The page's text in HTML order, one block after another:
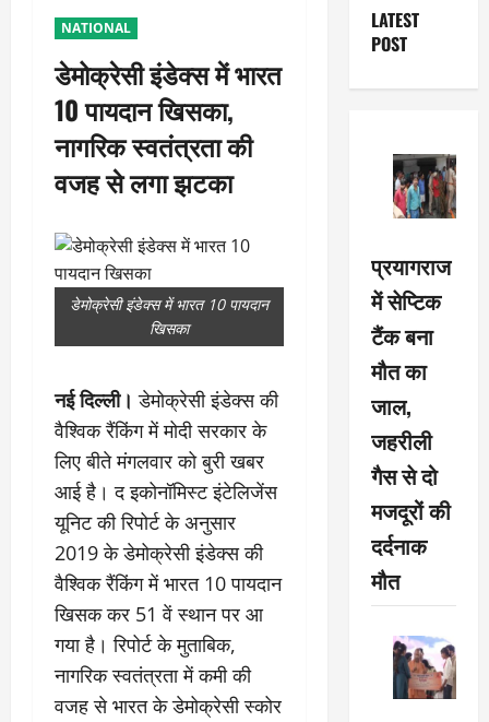
NATIONAL
डेमोक्रेसी इंडेक्स में भारत
10 पायदान खिसका,
नागरिक स्वतंत्रता की
वजह से लगा झटका
डेमोक्रेसी इंडेक्स में भारत 10 पायदान
खिसका
नई दिल्ली। डेमोक्रेसी इंडेक्स की
वैश्विक रैंकिंग में मोदी सरकार के
लिए बीते मंगलवार को बुरी खबर
आई है। द इकोनॉमिस्ट इंटेलिजेंस
यूनिट की रिपोर्ट के अनुसार
2019 के डेमोक्रेसी इंडेक्स की
वैश्विक रैंकिंग में भारत 10 पायदान
खिसक कर 51 वें स्थान पर आ
गया है। रिपोर्ट के मुताबिक,
नागरिक स्वतंत्रता में कमी की
वजह से भारत के डेमोक्रेसी स्कोर
LATEST
POST
प्रयागराज
में सेप्टिक
टैंक बना
मौत का
जाल,
जहरीली
गैस से दो
मजदूरों की
दर्दनाक
मौत